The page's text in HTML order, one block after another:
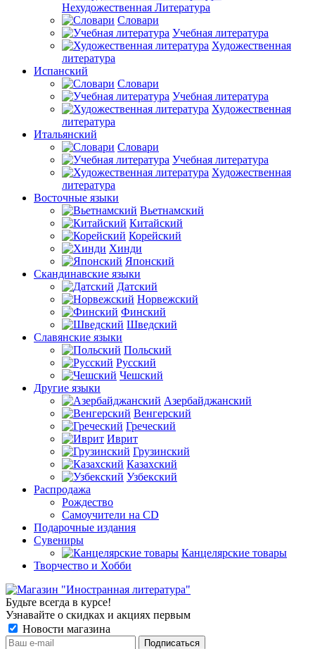
Нехудожественная Литература
Словари
Учебная литература
Художественная
литература
Испанский
Словари
Учебная литература
Художественная
литература
Итальянский
Словари
Учебная литература
Художественная
литература
Восточные языки
Вьетнамский
Китайский
Корейский
Хинди
Японский
Скандинавские языки
Датский
Норвежский
Финский
Шведский
Славянские языки
Польский
Русский
Чешский
Другие языки
Азербайджанский
Венгерский
Греческий
Иврит
Грузинский
Казахский
Узбекский
Распродажа
Рождество
Самоучители на CD
Подарочные издания
Сувениры
Канцелярские товары
Творчество и Хобби
Будьте всегда в курсе!
Узнавайте о скидках и акциях первым
Новости магазина